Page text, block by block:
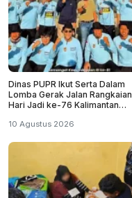
Dinas PUPR Ikut Serta Dalam
Lomba Gerak Jalan Rangkaian
Hari Jadi ke-76 Kalimantan
10 Agustus 2026